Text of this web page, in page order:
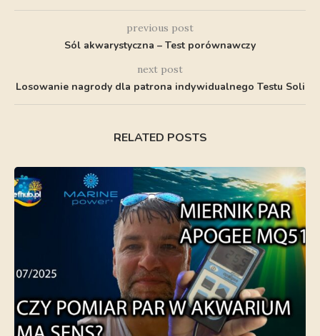
previous post
Sól akwarystyczna – Test porównawczy
next post
Losowanie nagrody dla patrona indywidualnego Testu Soli
RELATED POSTS